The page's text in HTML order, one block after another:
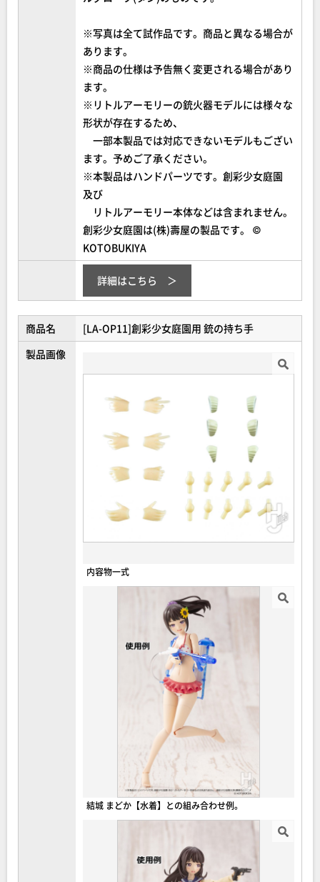
※写真は全て試作品です。商品と異なる場合が
あります。
※商品の仕様は予告無く変更される場合があり
ます。
※リトルアーモリーの銃火器モデルには様々な
形状が存在するため、
一部本製品では対応できないモデルもござい
ます。予めご了承ください。
※本製品はハンドパーツです。創彩少女庭園
及び
リトルアーモリー本体などは含まれません。
創彩少女庭園は(株)壽屋の製品です。 ©
KOTOBUKIYA
詳細はこちら
商品名
[LA-OP11]創彩少女庭園用 銃の持ち手
製品画像
内容物一式
結城 まどか【水着】との組み合わせ例。